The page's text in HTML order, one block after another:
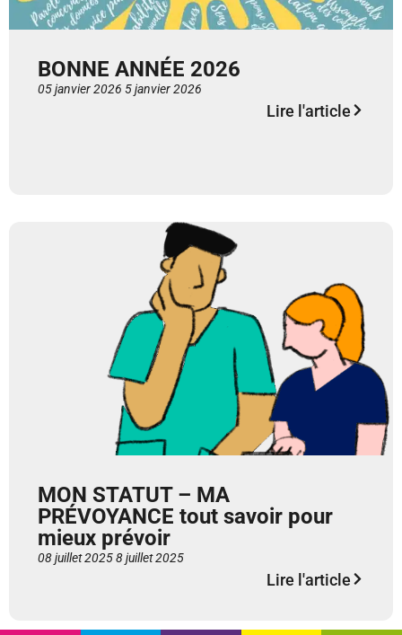
BONNE ANNÉE 2026
05 janvier 2026 5 janvier 2026
Lire l'article
MON STATUT – MA
PRÉVOYANCE tout savoir pour
mieux prévoir
08 juillet 20258 juillet 2025
Lire l'article